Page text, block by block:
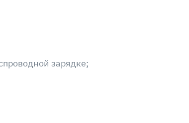
зарядке;